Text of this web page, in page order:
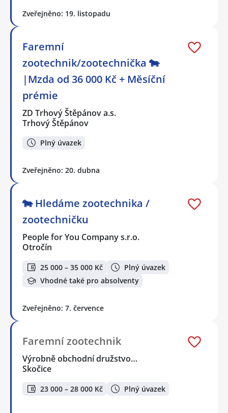
Zveřejněno: 19. listopadu
Faremní
zootechnik/zootechnička 🐄
|Mzda od 36 000 Kč + Měsíční
prémie
ZD Trhový Štěpánov a.s.
Trhový Štěpánov
Plný úvazek
Zveřejněno: 20. dubna
🐄 Hledáme zootechnika /
zootechničku
People for You Company s.r.o.
Otročín
25 000 – 35 000 Kč
Plný úvazek
Vhodné také pro absolventy
Zveřejněno: 7. července
Faremní zootechnik
Výrobně obchodní družstvo…
Skočice
23 000 – 28 000 Kč Plný úvazek